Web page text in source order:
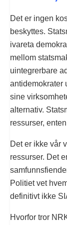
Det er ingen
beskyttes.
ivareta
mellom
uintegrerbare
antidemokrater
sine
alternativ.
ressurser,
Det er ikke vår
ressurser. Det
Politiet vet
definitivt ikke
Hvorfor tror